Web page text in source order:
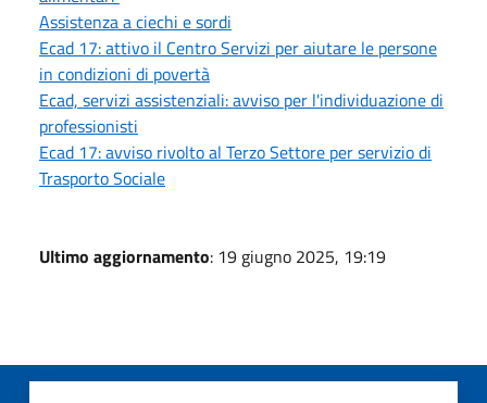
Assistenza a ciechi e sordi
Ecad 17: attivo il Centro Servizi per aiutare le persone
in condizioni di povertà
Ecad, servizi assistenziali: avviso per l'individuazione di
professionisti
Ecad 17: avviso rivolto al Terzo Settore per servizio di
Trasporto Sociale
Ultimo aggiornamento: 19 giugno 2025, 19:19